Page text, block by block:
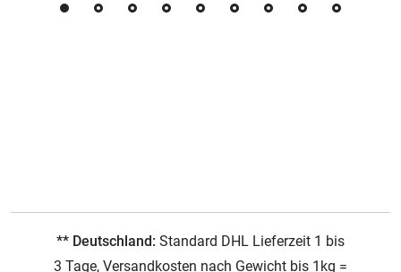
** Deutschland: Standard DHL Lieferzeit 1 bis
3 Tage, Versandkosten nach Gewicht bis 1kg =